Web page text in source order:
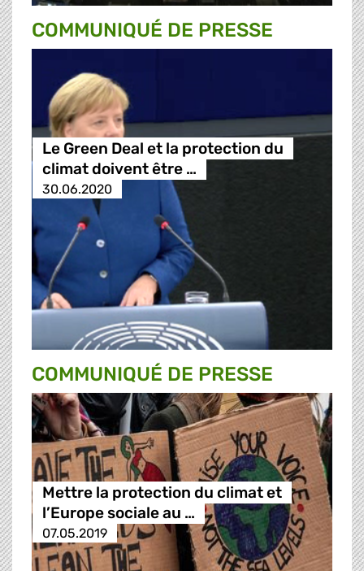
COMMUNIQUÉ DE PRESSE
Le Green Deal et la protection du
climat doivent être …
30.06.2020
COMMUNIQUÉ DE PRESSE
Mettre la protection du climat et
l’Europe sociale au …
07.05.2019